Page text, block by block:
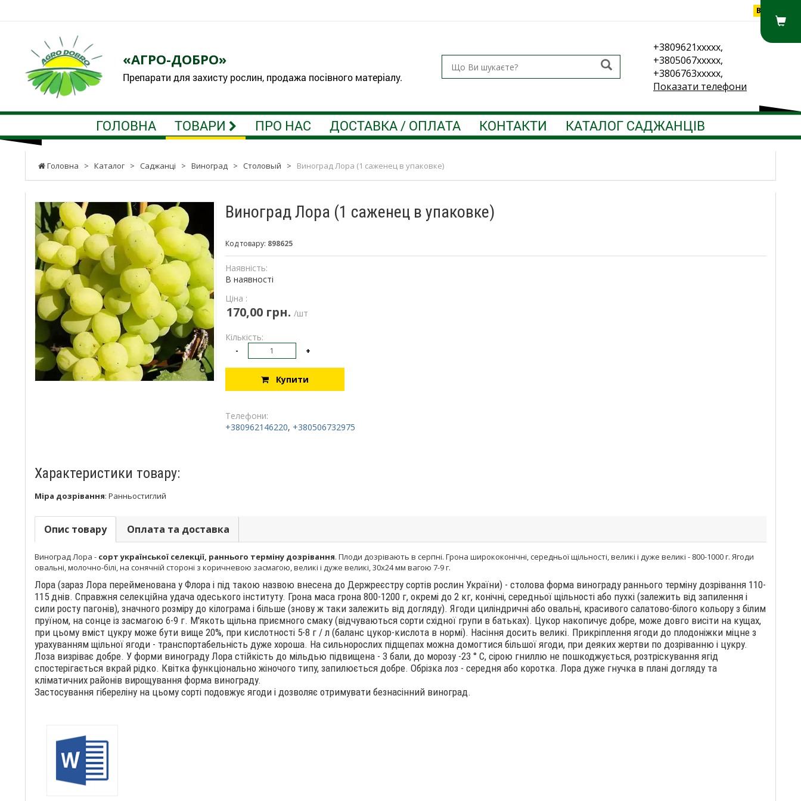
Вхід
«АГРО-ДОБРО»
Препарати для захисту рослин, продажа посівного матеріалу.
+3809621xxxxx,
+3805067xxxxx,
+3806763xxxxx,
Показати телефони
ГОЛОВНА ТОВАРИ ПРО НАС ДОСТАВКА / ОПЛАТА КОНТАКТИ КАТАЛОГ САДЖАНЦІВ
Головна > Каталог > Саджанці > Виноград > Столовый > Виноград Лора (1 саженец в упаковке)
Виноград Лора (1 саженец в упаковке)
Код товару: 898625
Наявність:
В наявності
Ціна :
170,00 грн. /шт
Кількість:
- +
Купити
Телефони:
+380962146220, +380506732975
Характеристики товару:
Міра дозрівання: Ранньостиглий
Опис товару Оплата та доставка
Виноград Лора - сорт української селекції, раннього терміну дозрівання. Плоди дозрівають в серпні. Грона ширококонічні, середньої щільності, великі і дуже великі - 800-1000 г. Ягоди
овальні, молочно-білі, на сонячній стороні з коричневою засмагою, великі і дуже великі, 30х24 мм вагою 7-9 г.
Лора (зараз Лора перейменована у Флора і під такою назвою внесена до Держреєстру сортів рослин України) - столова форма винограду раннього терміну дозрівання 110-
115 днів. Справжня селекційна удача одеського інституту. Грона маса грона 800-1200 г, окремі до 2 кг, конічні, середньої щільності або пухкі (залежить від запилення і
сили росту пагонів), значного розміру до кілограма і більше (знову ж таки залежить від догляду). Ягоди циліндричні або овальні, красивого салатово-білого кольору з білим
пруїном, на сонце із засмагою 6-9 г. М'якоть щільна приємного смаку (відчуваються сорти східної групи в батьках). Цукор накопичує добре, може довго висіти на кущах,
при цьому вміст цукру може бути вище 20%, при кислотності 5-8 г / л (баланс цукор-кислота в нормі). Насіння досить великі. Прикріплення ягоди до плодоніжки міцне з
урахуванням щільної ягоди - транспортабельність дуже хороша. На сильнорослих підщепах можна домогтися більшої ягоди, при деяких жертви по дозріванню і цукру.
Лоза визріває добре. У форми винограду Лора стійкість до мільдью підвищена - 3 бали, до морозу -23 ° С, сірою гниллю не пошкоджується, розтріскування ягід
спостерігається вкрай рідко. Квітка функціонально жіночого типу, запилюється добре. Обрізка лоз - середня або коротка. Лора дуже гнучка в плані догляду та
кліматичних районів вирощування форма винограду.
Застосування гібереліну на цьому сорті подовжує ягоди і дозволяє отримувати безнасінний виноград.